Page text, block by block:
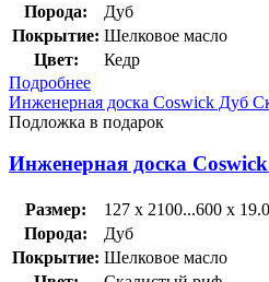
Порода:
Дуб
Покрытие: Шелковое масло
Цвет:
Кедр
Подробнее
Инженерная доска Coswick Дуб
Подложка в подарок
Инженерная доска
Размер:
127 x 2100...600 x
Порода:
Дуб
Покрытие: Шелковое масло